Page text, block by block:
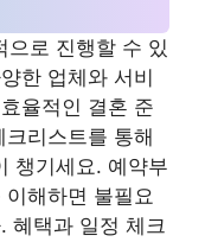
으로 진행할 수 있
한 업체와 서비
율적인 결혼 준
리스트를 통해
챙기세요. 예약부
해하면 불필요
혜택과 일정 체크